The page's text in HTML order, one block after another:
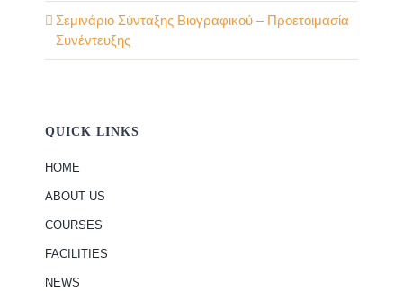
Σεμινάριο Σύνταξης Βιογραφικού – Προετοιμασία
Συνέντευξης
QUICK LINKS
HOME
ABOUT US
COURSES
FACILITIES
NEWS